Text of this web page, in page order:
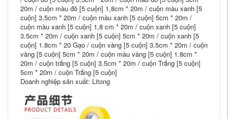
20m / cuộn màu đỏ [5 cuộn] 1,8cm * 20m / cuộn màu xanh [5
cuộn] 3,5cm * 20m / cuộn màu xanh [5 cuộn] 5cm * 20m /
cuộn màu xanh [5 cuộn] 1,8 cm * 20m / cuộn xanh [5 cuộn]
3.5cm * 20m / cuộn xanh [5 cuộn] 5cm * 20m / cuộn xanh [5
cuộn] 1.8cm * 20 Gạo / cuộn vàng [5 cuộn] 3.5cm * 20m / cuộn
vàng [5 cuộn] 5cm * 20m / cuộn màu vàng [5 cuộn] 1.8cm *
20m / cuộn trắng [5 cuộn] 3.5cm * 20m / cuộn Trắng [5 cuộn]
5cm * 20m / cuộn Trắng [5 cuộn]
Doanh nghiệp sản xuất: Litong